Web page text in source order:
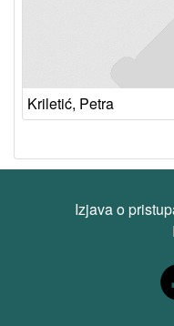
Kriletić, Petra
Izjava o